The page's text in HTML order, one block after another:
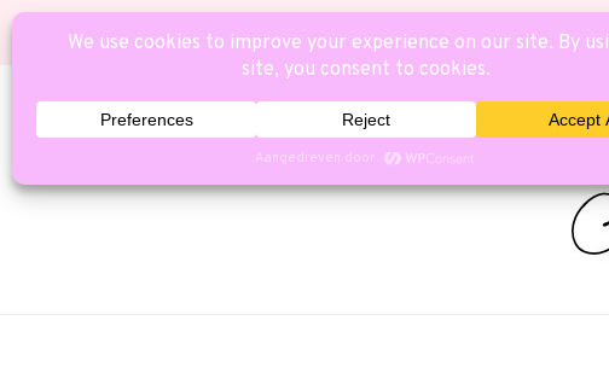
CATEGORIEËN